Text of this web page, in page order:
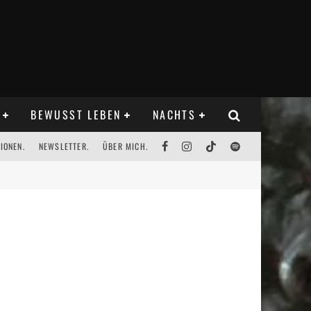
BEWUSST LEBEN NACHTS
NEWSLETTER. ÜBER MICH.